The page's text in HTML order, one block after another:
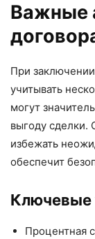
Важные
При
учитывать
могут
выгоду сделки.
избежать
обеспечит
Ключевые
Процентная